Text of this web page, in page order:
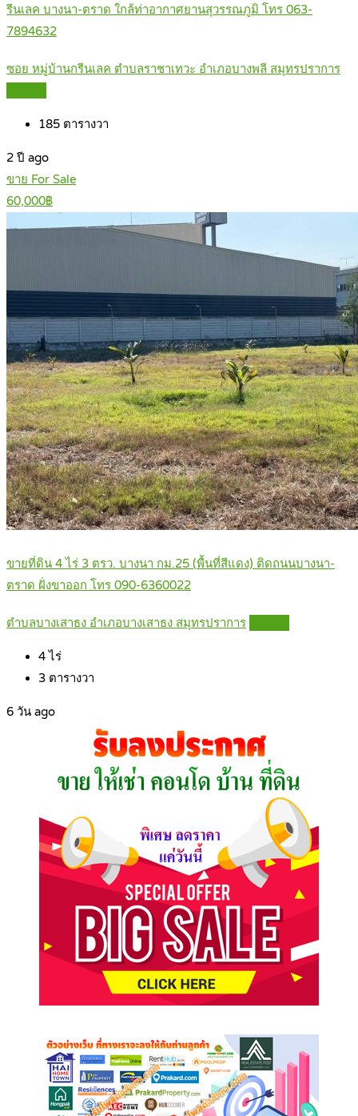
รีนเลค บางนา-ตราด ใกล้ท่าอากาศยานสุวรรณภูมิ โทร 063-
7894632
ซอย หมู่บ้านกรีนเลค ตำบลราชาเทวะ อำเภอบางพลี สมุทรปราการ
185 ตารางวา
2 ปี ago
ขาย For Sale
60,000฿
ขายที่ดิน 4 ไร่ 3 ตรว. บางนา กม.25 (พื้นที่สีแดง) ติดถนนบางนา-
ตราด ฝั่งขาออก โทร 090-6360022
ตำบลบางเสาธง อำเภอบางเสาธง สมุทรปราการ
4ไร่
3 ตารางวา
6 วัน ago